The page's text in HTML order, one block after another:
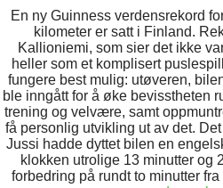
NORTH AMERICA (ENGLISH)
POLSKA
ROMANIA
SCHWEIZ
En ny Guinness verdensrekord
kilometer er satt i Finland.
Kallioniemi, som sier det ikke
heller som et komplisert
fungere best mulig: utøveren,
ble inngått for å øke bevisstheten
trening og velvære, samt
få personlig utvikling ut av det.
Jussi hadde dyttet bilen en
klokken utrolige 13 minutter og
forbedring på rundt to minutter